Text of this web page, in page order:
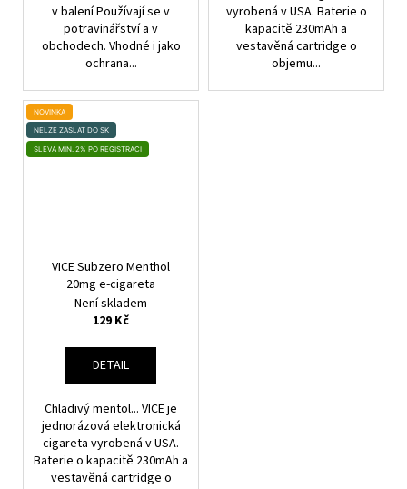
v balení Používají se v
potravinářství a v
obchodech. Vhodné i jako
ochrana...
vyrobená v USA. Baterie o
kapacitě 230mAh a
vestavěná cartridge o
objemu...
NOVINKA
NELZE ZASLAT DO SK
SLEVA MIN. 2% PO REGISTRACI
VICE Subzero Menthol
20mg e-cigareta
Není skladem
129 Kč
DETAIL
Chladivý mentol... VICE je
jednorázová elektronická
cigareta vyrobená v USA.
Baterie o kapacitě 230mAh a
vestavěná cartridge o